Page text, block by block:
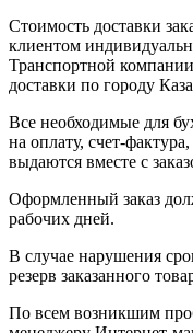
Стоимость доставки
клиентом
Транспортной
доставки по городу
Все необходимые для
на оплату, счет-
выдаются вместе с
Оформленный заказ
рабочих дней.
В случае нарушения
резерв заказанного
По всем возникшим